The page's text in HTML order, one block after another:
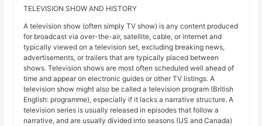
TELEVISION SHOW AND HISTORY
A television show (often simply TV show) is any content produced
for broadcast via over-the-air, satellite, cable, or internet and
typically viewed on a television set, excluding breaking news,
advertisements, or trailers that are typically placed between
shows. Television shows are most often scheduled well ahead of
time and appear on electronic guides or other TV listings. A
television show might also be called a television program (British
English: programme), especially if it lacks a narrative structure. A
television series is usually released in episodes that follow a
narrative, and are usually divided into seasons (US and Canada)